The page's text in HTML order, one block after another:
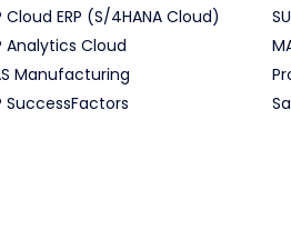
Cloud ERP (S/4HANA Cloud)
Analytics Cloud
Manufacturing
SuccessFactors